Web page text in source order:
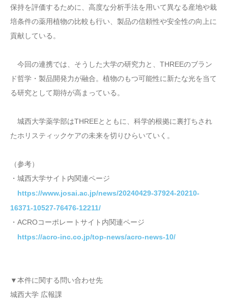
保持を評価するために、高度な分析手法を用いて異なる産地や栽
培条件の薬用植物の比較も行い、製品の信頼性や安全性の向上に
貢献している。
今回の連携では、そうした大学の研究力と、THREEのブラン
ド哲学・製品開発力が融合。植物のもつ可能性に新たな光を当て
る研究として期待が高まっている。
城西大学薬学部はTHREEとともに、科学的根拠に裏打ちされ
たホリスティックケアの未来を切りひらいていく。
（参考）
・城西大学サイト内関連ページ
https://www.josai.ac.jp/news/20240429-37924-20210-
16371-10527-76476-12211/
・ACROコーポレートサイト内関連ページ
https://acro-inc.co.jp/top-news/acro-news-10/
▼本件に関する問い合わせ先
城西大学 広報課